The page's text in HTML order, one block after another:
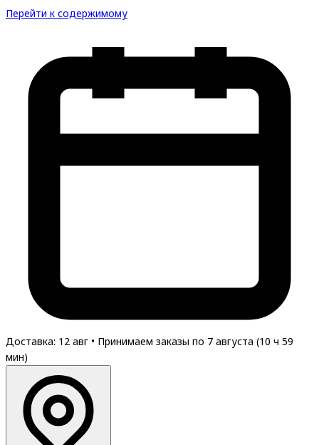
Перейти к содержимому
Доставка: 12 авг • Принимаем заказы по 7 августа (10 ч 59
мин)